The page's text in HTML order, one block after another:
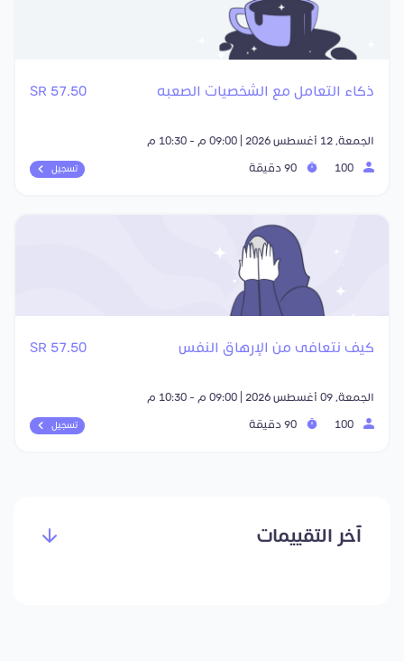
ذكاء التعامل مع الشخصيات الصعبه 57.50 SR
الجمعة, 12 أغسطس 2026 | 09:00 م - 10:30 م
تسجيل
كيف نتعافى من الإرهاق النفس 57.50 SR
الجمعة, 09 أغسطس 2026 | 09:00 م - 10:30 م
تسجيل
آخر التقييمات